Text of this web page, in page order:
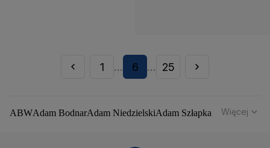
1 ... 6 ... 25
ABWAdam BodnarAdam NiedzielskiAdam Szłapka
Więcej